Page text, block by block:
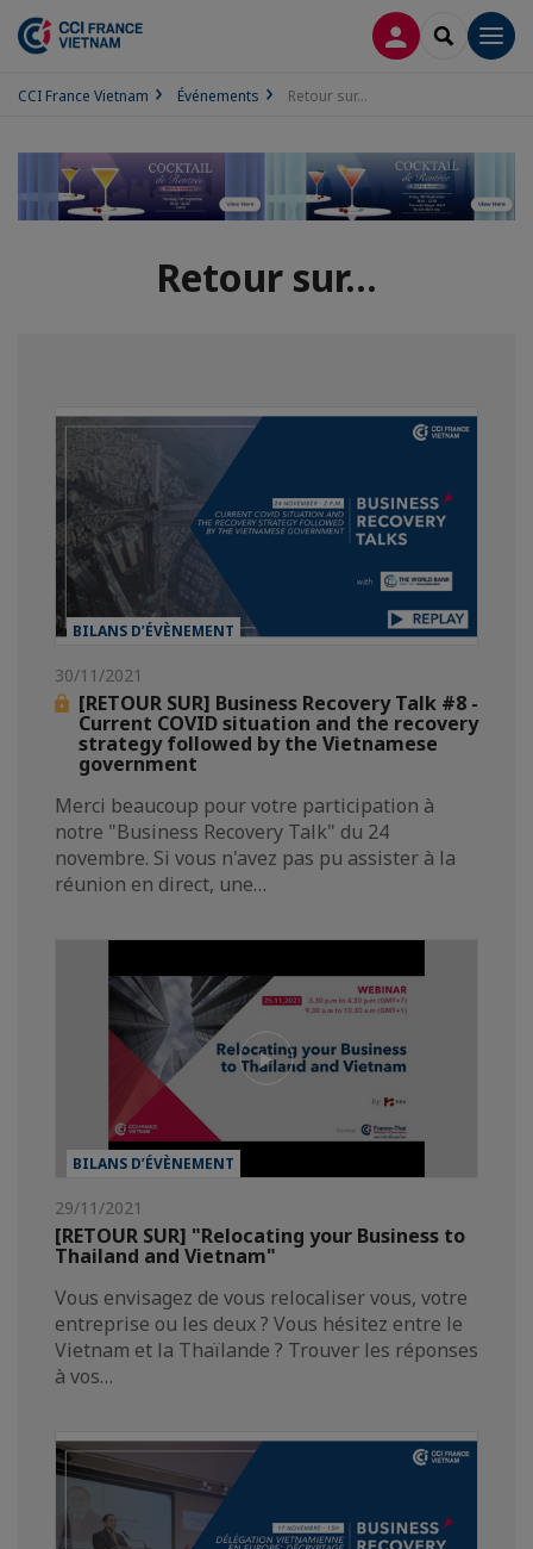
CONNEXION
CCI France Vietnam Événements Retour sur...
Retour sur...
BILANS D’ÉVÈNEMENT
30/11/2021
[RETOUR SUR] Business Recovery Talk #8 -
Current COVID situation and the recovery
strategy followed by the Vietnamese
government
Merci beaucoup pour votre participation à
notre "Business Recovery Talk" du 24
novembre. Si vous n'avez pas pu assister à la
réunion en direct, une…
BILANS D’ÉVÈNEMENT
29/11/2021
[RETOUR SUR] "Relocating your Business to
Thailand and Vietnam"
Vous envisagez de vous relocaliser vous, votre
entreprise ou les deux ? Vous hésitez entre le
Vietnam et la Thaïlande ? Trouver les réponses
à vos…